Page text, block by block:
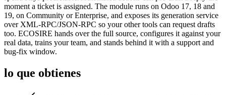
moment a ticket is assigned. The module runs on Odoo 17, 18 and
19, on Community or Enterprise, and exposes its generation service
over XML-RPC/JSON-RPC so your other tools can request drafts
too. ECOSIRE hands over the full source, configures it against your
real data, trains your team, and stands behind it with a support and
bug-fix window.
lo que obtienes